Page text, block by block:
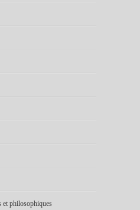
et philosophiques